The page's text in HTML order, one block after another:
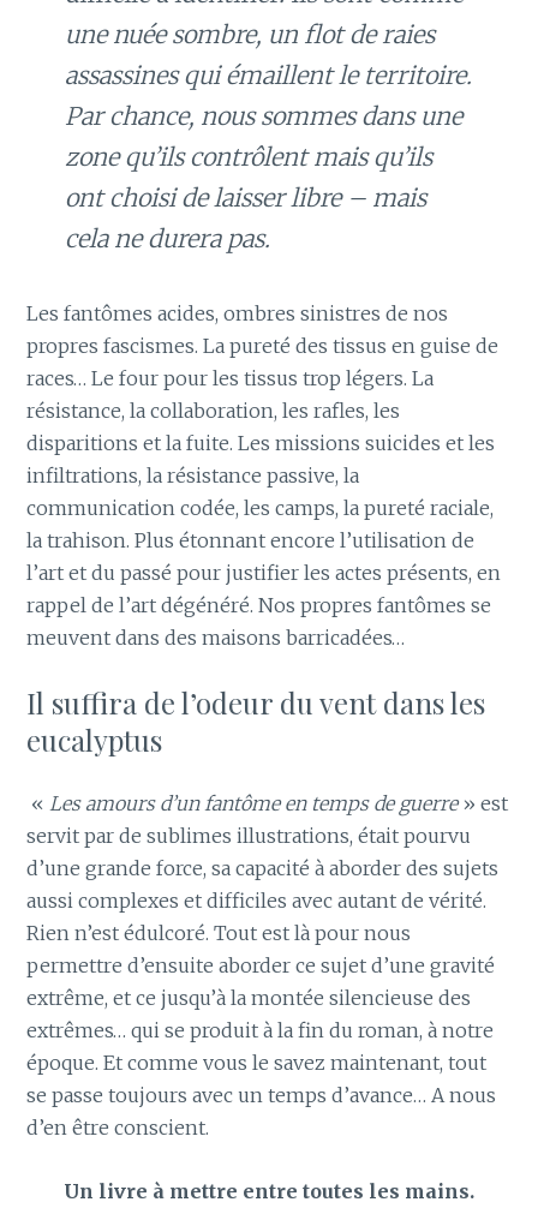
une nuée sombre, un flot de raies
assassines qui émaillent le territoire.
Par chance, nous sommes dans une
zone qu’ils contrôlent mais qu’ils
ont choisi de laisser libre – mais
cela ne durera pas.
Les fantômes acides, ombres sinistres de nos
propres fascismes. La pureté des tissus en guise de
races… Le four pour les tissus trop légers. La
résistance, la collaboration, les rafles, les
disparitions et la fuite. Les missions suicides et les
infiltrations, la résistance passive, la
communication codée, les camps, la pureté raciale,
la trahison. Plus étonnant encore l’utilisation de
l’art et du passé pour justifier les actes présents, en
rappel de l’art dégénéré. Nos propres fantômes se
meuvent dans des maisons barricadées…
Il suffira de l’odeur du vent dans les
eucalyptus
«Les amours d’un fantôme en temps de guerre» est
servit par de sublimes illustrations, était pourvu
d’une grande force, sa capacité à aborder des sujets
aussi complexes et difficiles avec autant de vérité.
Rien n’est édulcoré. Tout est là pour nous
permettre d’ensuite aborder ce sujet d’une gravité
extrême, et ce jusqu’à la montée silencieuse des
extrêmes… qui se produit à la fin du roman, à notre
époque. Et comme vous le savez maintenant, tout
se passe toujours avec un temps d’avance… A nous
d’en être conscient.
Un livre à mettre entre toutes les mains.